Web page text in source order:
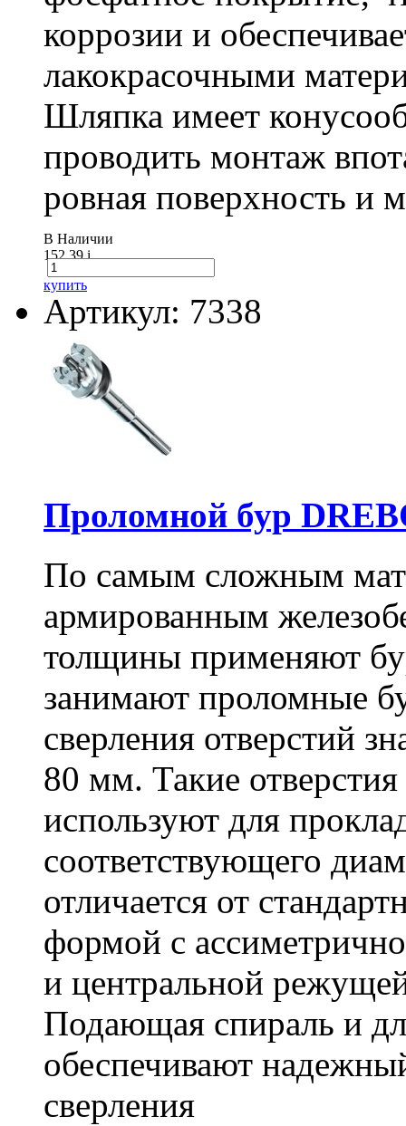
коррозии и
лакокрасочными
Шляпка имеет
проводить монтаж
ровная поверхность и
В Наличии
152.39i
купить
Артикул: 7338
Проломной бур
По самым сложным
армированным
толщины применяют
занимают проломные
сверления отверстий
80 мм. Такие
используют для
соответствующего
отличается от
формой с
и центральной
Подающая спираль и
обеспечивают
сверления